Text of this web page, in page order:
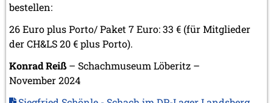
bestellen:
26 Euro plus Porto/ Paket 7 Euro: 33 € (für Mitglieder
der CH&LS 20 € plus Porto).
Konrad Reiß – Schachmuseum Löberitz –
November 2024